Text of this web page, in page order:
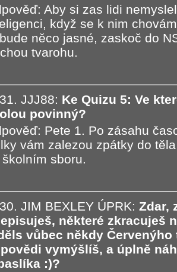
Aby si zas lidi
když se k nim
něco jasné, zaskoč do
tvarohu.
JJJ88: Ke Quizu 5: Ve
povinný?
Pete 1. Po zásahu
vám zalezou zpátky do
sboru.
JIM BEXLEY ÚPRK: Zdar,
některé zkracuješ
vůbec někdy
vymýšlíš, a úplně
:)?